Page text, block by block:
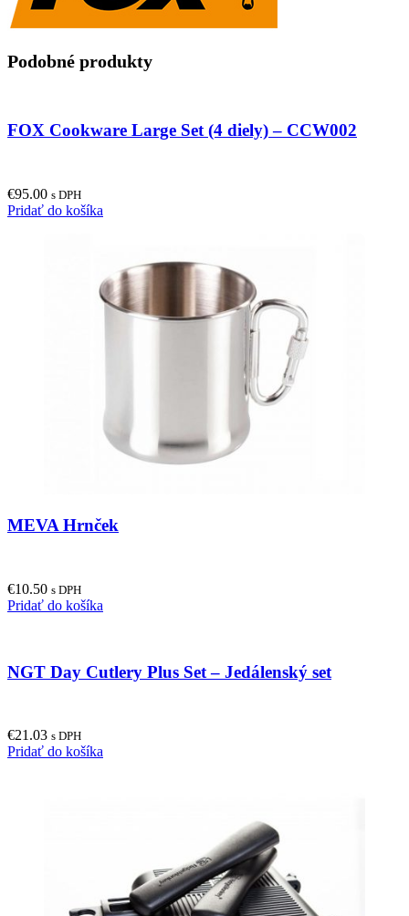
Podobné produkty
FOX Cookware Large Set (4 diely) – CCW002
€95.00 s DPH
Pridať do košíka
MEVA Hrnček
€10.50 s DPH
Pridať do košíka
NGT Day Cutlery Plus Set – Jedálenský set
€21.03 s DPH
Pridať do košíka